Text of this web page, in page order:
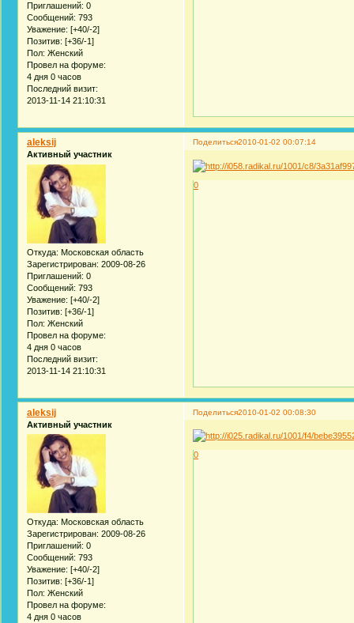
Приглашений: 0
Сообщений: 793
Уважение: [+40/-2]
Позитив: [+36/-1]
Пол: Женский
Провел на форуме:
4 дня 0 часов
Последний визит:
2013-11-14 21:10:31
Поделиться2010-01-02 00:07:14
aleksij
Активный участник
Откуда: Московская область
Зарегистрирован: 2009-08-26
Приглашений: 0
Сообщений: 793
Уважение: [+40/-2]
Позитив: [+36/-1]
Пол: Женский
Провел на форуме:
4 дня 0 часов
Последний визит:
2013-11-14 21:10:31
0
Поделиться2010-01-02 00:08:30
aleksij
Активный участник
Откуда: Московская область
Зарегистрирован: 2009-08-26
Приглашений: 0
Сообщений: 793
Уважение: [+40/-2]
Позитив: [+36/-1]
Пол: Женский
Провел на форуме:
4 дня 0 часов
0